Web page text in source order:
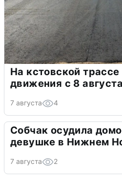
На кстовской
движения с 8 августа
7 августа 4
Собчак осудила
девушке в Нижнем
7 августа 2